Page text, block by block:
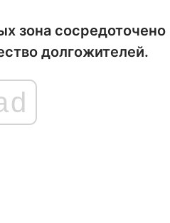
зона сосредоточено
долгожителей.